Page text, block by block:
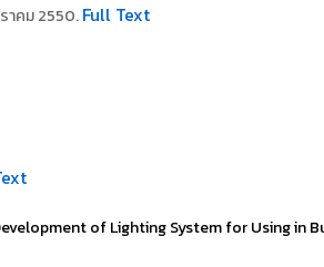
าคม 2550.Full Text
of Lighting System for Using in